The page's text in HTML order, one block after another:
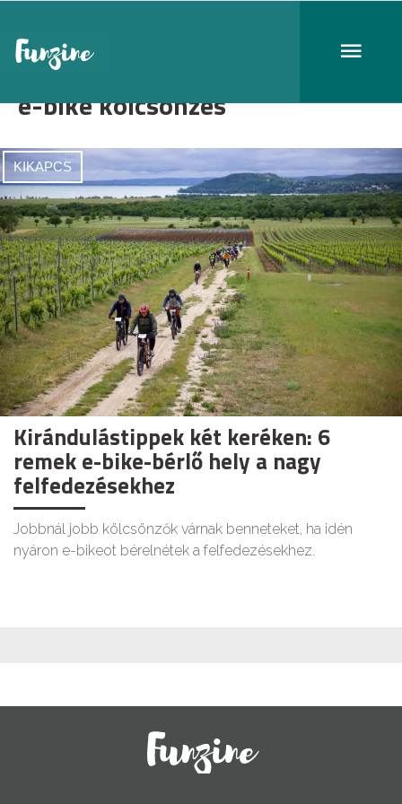
e-bike kölcsönzés
KIKAPCS
Kirándulástippek két keréken: 6
remek e-bike-bérlő hely a nagy
felfedezésekhez
Jobbnál jobb kölcsönzők várnak benneteket, ha idén
nyáron e-bikeot bérelnétek a felfedezésekhez.